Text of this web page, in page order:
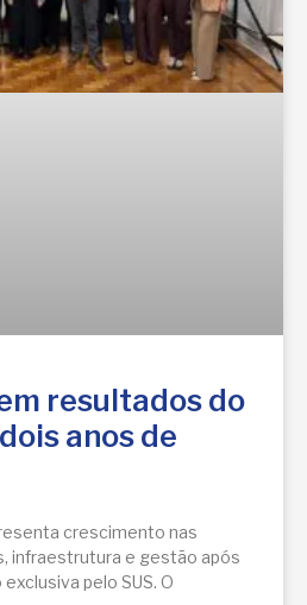
resultados do
anos de
crescimento nas
infraestrutura e gestão após
pelo SUS. O